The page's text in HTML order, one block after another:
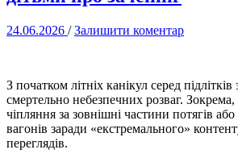
24.06.2026 /Залишити коментар
З початком літніх канікул серед
смертельно небезпечних розваг. Зокрема,
чіпляння за зовнішні частини потягів
вагонів заради «екстремального»
переглядів.